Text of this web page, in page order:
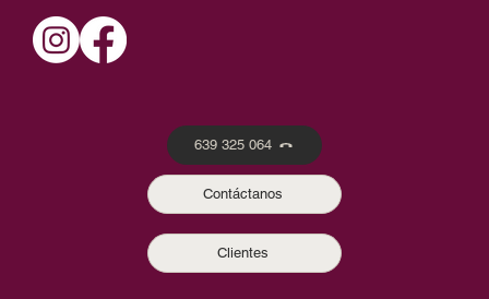
639 325 064
Contáctanos
Clientes